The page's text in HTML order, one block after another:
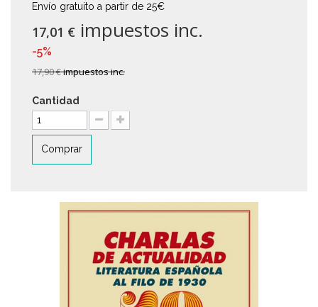
Envío gratuito a partir de 25€
17,01 € impuestos inc.
-5%
17,90 €impuestos inc.
Cantidad
Comprar